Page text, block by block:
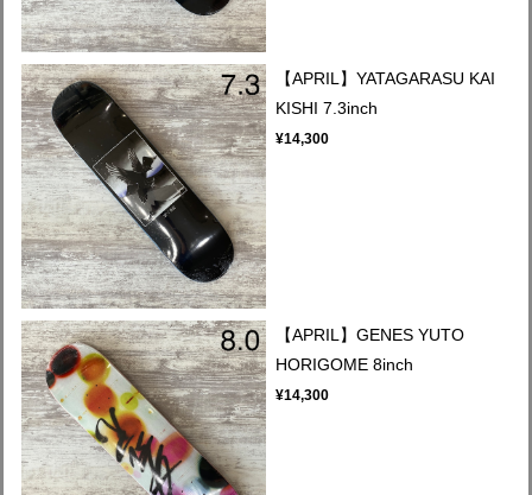
【APRIL】YATAGARASU KAI
KISHI 7.3inch
¥14,300
【APRIL】GENES YUTO
HORIGOME 8inch
¥14,300